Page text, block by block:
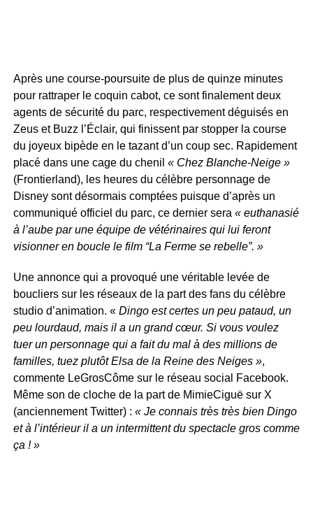
Après une course-poursuite de plus de quinze minutes
pour rattraper le coquin cabot, ce sont finalement deux
agents de sécurité du parc, respectivement déguisés en
Zeus et Buzz l’Éclair, qui finissent par stopper la course
du joyeux bipède en le tazant d’un coup sec. Rapidement
placé dans une cage du chenil « Chez Blanche-Neige »
(Frontierland), les heures du célèbre personnage de
Disney sont désormais comptées puisque d’après un
communiqué officiel du parc, ce dernier sera « euthanasié
à l’aube par une équipe de vétérinaires qui lui feront
visionner en boucle le film “La Ferme se rebelle”. »
Une annonce qui a provoqué une véritable levée de
boucliers sur les réseaux de la part des fans du célèbre
studio d’animation. « Dingo est certes un peu pataud, un
peu lourdaud, mais il a un grand cœur. Si vous voulez
tuer un personnage qui a fait du mal à des millions de
familles, tuez plutôt Elsa de la Reine des Neiges »,
commente LeGrosCôme sur le réseau social Facebook.
Même son de cloche de la part de MimieCiguë sur X
(anciennement Twitter) : « Je connais très très bien Dingo
et à l’intérieur il a un intermittent du spectacle gros comme
ça ! »